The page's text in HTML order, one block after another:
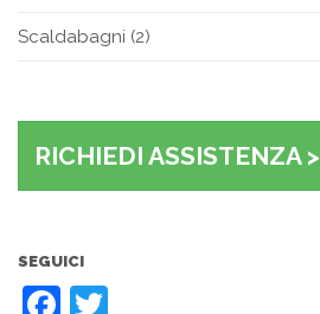
Scaldabagni (2)
RICHIEDI ASSISTENZA >
SEGUICI
Facebook